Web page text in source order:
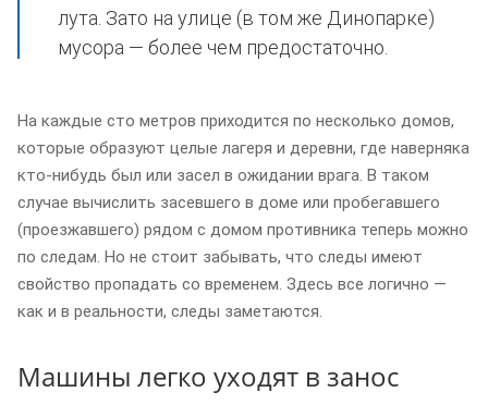
лута. Зато на улице (в том же Динопарке)
мусора — более чем предостаточно.
На каждые сто метров приходится по несколько домов,
которые образуют целые лагеря и деревни, где наверняка
кто-нибудь был или засел в ожидании врага. В таком
случае вычислить засевшего в доме или пробегавшего
(проезжавшего) рядом с домом противника теперь можно
по следам. Но не стоит забывать, что следы имеют
свойство пропадать со временем. Здесь все логично —
как и в реальности, следы заметаются.
Машины легко уходят в занос